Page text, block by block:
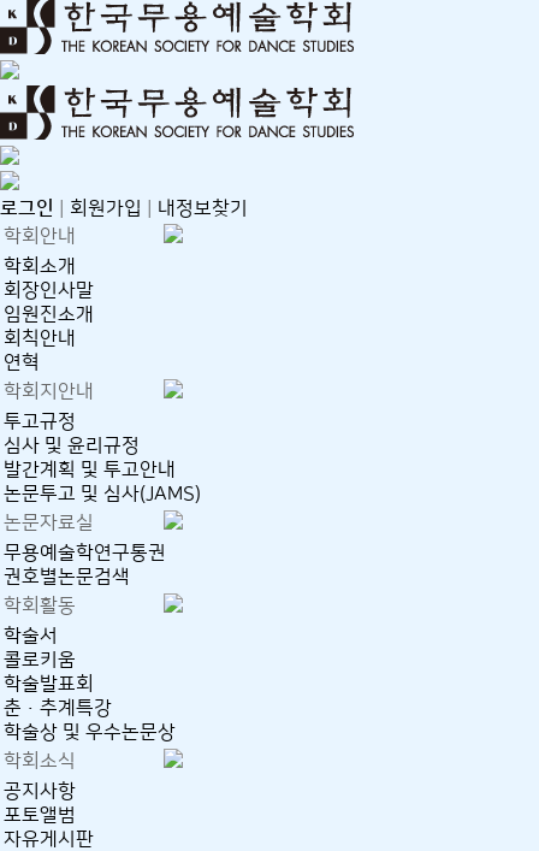
로그인 회원가입
내정보찾기
학회안내
학회소개
회장인사말
임원진소개
회칙안내
연혁
학회지안내
투고규정
심사 및 윤리규정
발간계획 및 투고안내
논문투고 및 심사(JAMS)
논문자료실
무용예술학연구통권
권호별논문검색
학회활동
학술서
콜로키움
학술발표회
춘·추계특강
학술상 및 우수논문상
학회소식
공지사항
포토앨범
자유게시판